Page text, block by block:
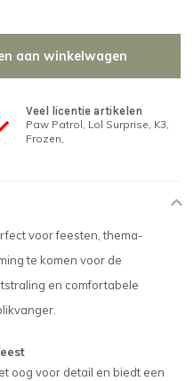
aan winkelwagen
Veel licentie artikelen
Paw Patrol, Lol Surprise, K3,
Frozen,
voor feesten, thema-
te komen voor de
en comfortabele
oog voor detail en biedt een